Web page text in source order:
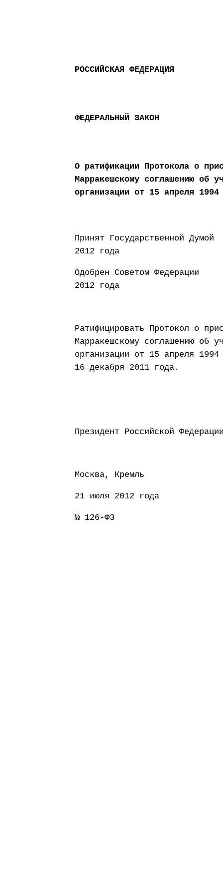
РОССИЙСКАЯ ФЕДЕРАЦИЯ
ФЕДЕРАЛЬНЫЙ ЗАКОН
О ратификации Протокола о
Марракешскому соглашению об
организации от 15 апреля
Принят
2012 года
Одобрен
2012 года
Ратифицировать Протокол о
Марракешскому соглашению об
организации от 15 апреля
16 декабря 2011 года.
Президент
Москва, Кремль
21 июля 2012 года
№ 126-ФЗ